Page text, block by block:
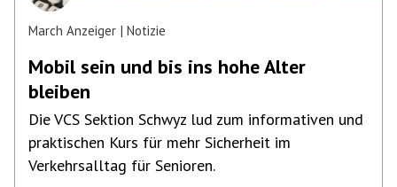
March Anzeiger Notizie
Mobil sein und bis ins hohe Alter
bleiben
Die VCS Sektion Schwyz lud zum informativen und
praktischen Kurs für mehr Sicherheit im
Verkehrsalltag für Senioren.